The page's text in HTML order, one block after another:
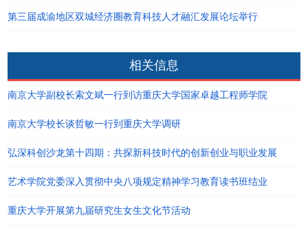
第三届成渝地区双城经济圈教育科技人才融汇发展论坛举行
相关信息
南京大学副校长索文斌一行到访重庆大学国家卓越工程师学院
南京大学校长谈哲敏一行到重庆大学调研
弘深科创沙龙第十四期：共探新科技时代的创新创业与职业发展
艺术学院党委深入贯彻中央八项规定精神学习教育读书班结业
重庆大学开展第九届研究生女生文化节活动